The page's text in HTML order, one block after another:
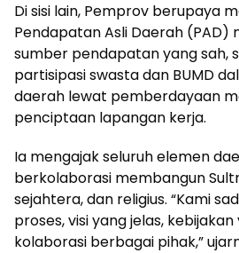
Di sisi lain, Pemprov berupaya
Pendapatan Asli Daerah (PAD)
sumber pendapatan yang sah,
partisipasi swasta dan BUMD
daerah lewat pemberdayaan
penciptaan lapangan kerja.
Ia mengajak seluruh elemen
berkolaborasi membangun
sejahtera, dan religius. “Kami
proses, visi yang jelas,
kolaborasi berbagai pihak,”